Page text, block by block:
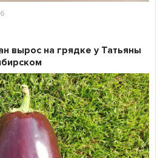
вырос на грядке у Татьяны